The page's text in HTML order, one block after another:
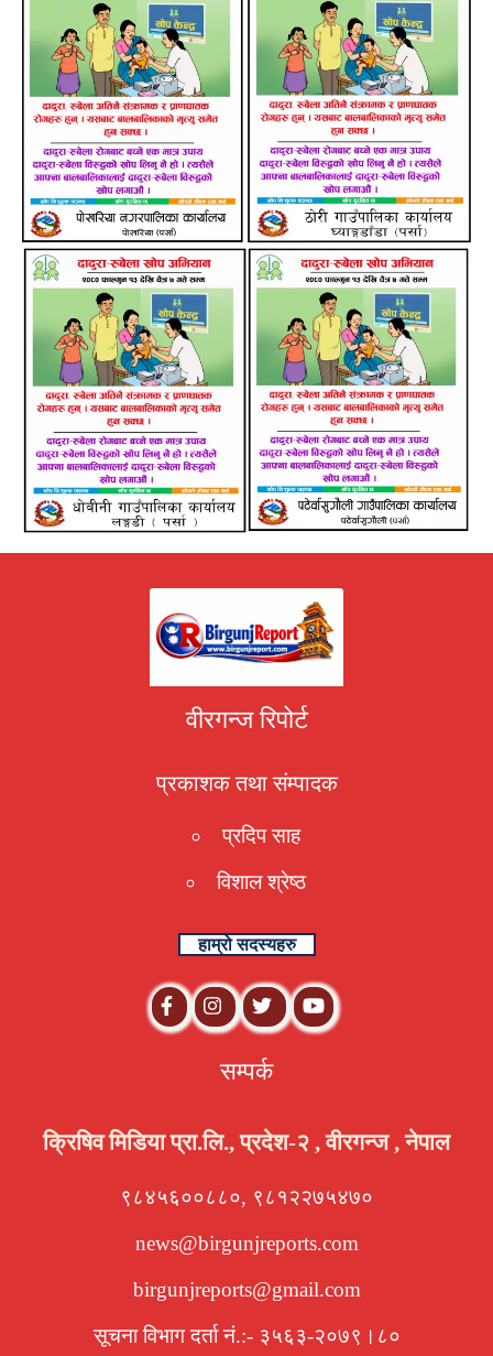
वीरगन्ज रिपोर्ट
प्रकाशक तथा संम्पादक
प्रदिप साह
विशाल श्रेष्ठ
हाम्रो सदस्यहरु
सम्पर्क
क्रिषिव मिडिया प्रा.लि., प्रदेश-२ , वीरगन्ज , नेपाल
९८४५६००८८०, ९८१२२७५४७०
news@birgunjreports.com
birgunjreports@gmail.com
सूचना विभाग दर्ता नं.:- ३५६३-२०७९।८०